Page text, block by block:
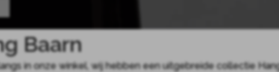
Baarn
in onze winkel, wij hebben een uitgebreide collectie